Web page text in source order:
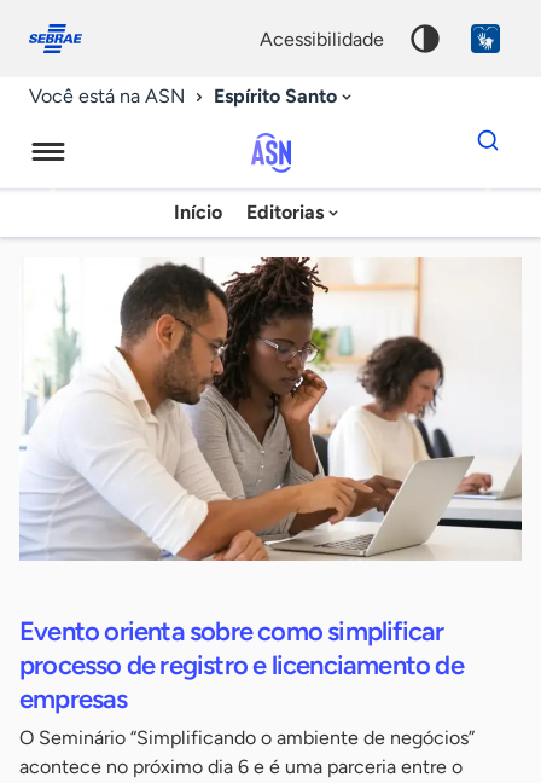
conosco
acessibilidade
Você está na ASN Espírito Santo
Agência
Sebrae
de
Notícias
Início Editorias
Dados
para
chave
Evento orienta sobre como simplificar
processo de registro e licenciamento de
empresas
O Seminário “Simplificando o ambiente de negócios”
acontece no próximo dia 6 e é uma parceria entre o